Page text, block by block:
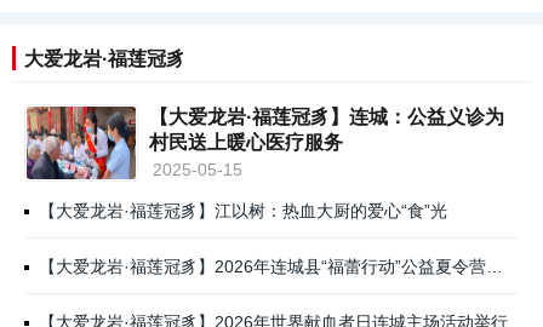
大爱龙岩·福莲冠豸
【大爱龙岩·福莲冠豸】连城：公益义诊为
村民送上暖心医疗服务
2025-05-15
【大爱龙岩·福莲冠豸】江以树：热血大厨的爱心“食”光
【大爱龙岩·福莲冠豸】2026年连城县“福蕾行动”公益夏令营开营
【大爱龙岩·福莲冠豸】2026年世界献血者日连城主场活动举行